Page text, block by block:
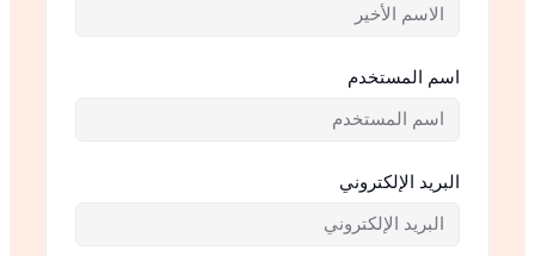
اسم المستخدم
البريد الإلكتروني